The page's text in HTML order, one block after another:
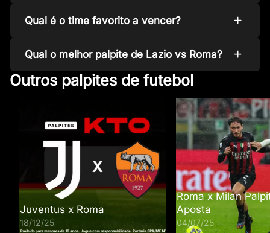
Qual é o time favorito a vencer?
Qual o melhor palpite de Lazio vs Roma?
Outros palpites de futebol
Juventus x Roma
18/12/25
Roma x Milan
Aposta
04/07/25